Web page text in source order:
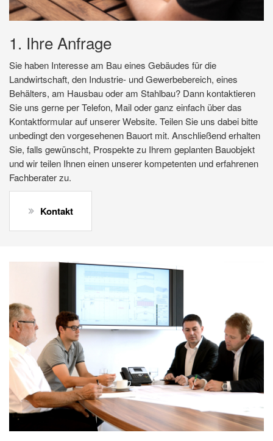
1. Ihre Anfrage
Sie haben Interesse am Bau eines Gebäudes für die
Landwirtschaft, den Industrie- und Gewerbebereich, eines
Behälters, am Hausbau oder am Stahlbau? Dann kontaktieren
Sie uns gerne per Telefon, Mail oder ganz einfach über das
Kontaktformular auf unserer Website. Teilen Sie uns dabei bitte
unbedingt den vorgesehenen Bauort mit. Anschließend erhalten
Sie, falls gewünscht, Prospekte zu Ihrem geplanten Bauobjekt
und wir teilen Ihnen einen unserer kompetenten und erfahrenen
Fachberater zu.
Kontakt